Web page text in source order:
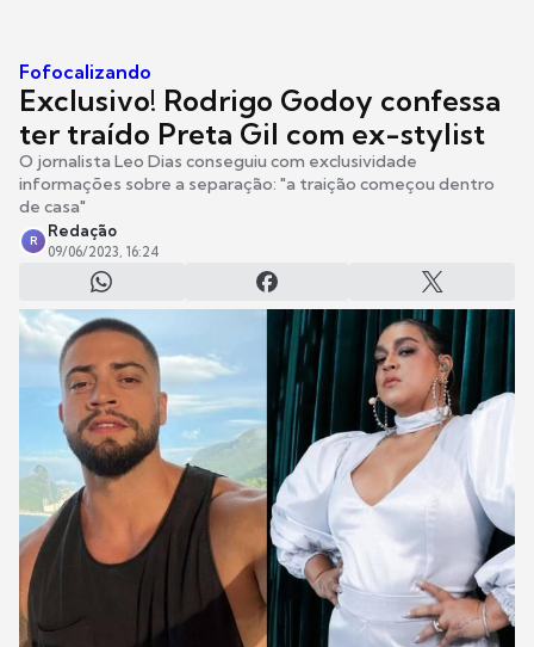
Fofocalizando
Exclusivo! Rodrigo Godoy confessa
ter traído Preta Gil com ex-stylist
O jornalista Leo Dias conseguiu com exclusividade
informações sobre a separação: "a traição começou dentro
de casa"
R
Redação
09/06/2023, 16:24